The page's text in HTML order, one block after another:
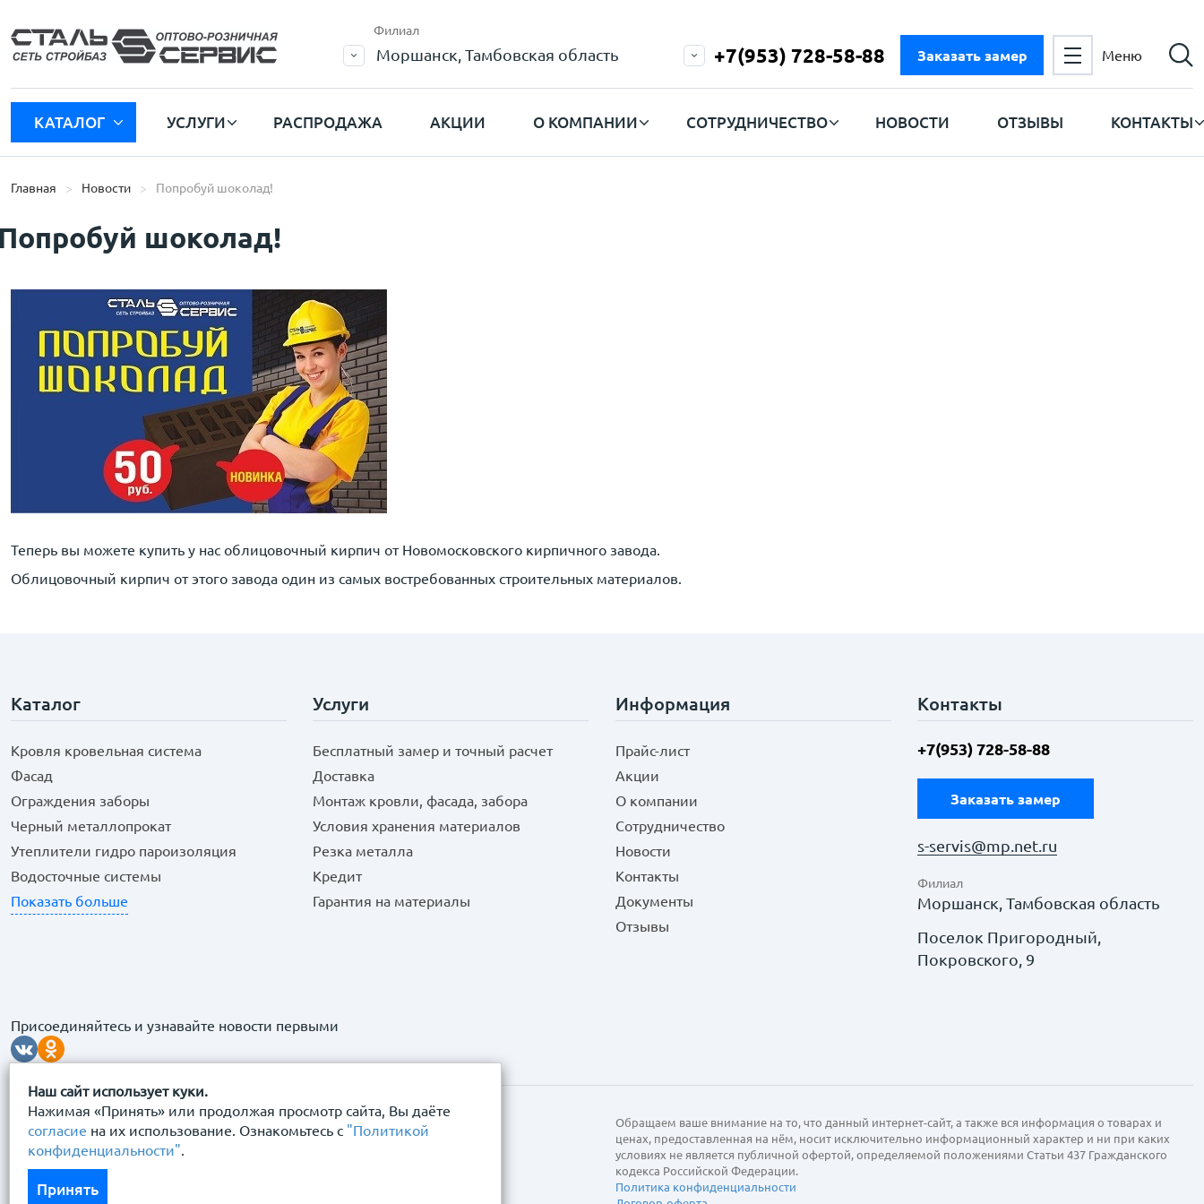
Наш сайт использует куки.
Нажимая «Принять» или продолжая просмотр сайта, Вы даёте
согласие на их использование. Ознакомьтесь с "Политикой
конфиденциальности".
Принять
Филиал
Моршанск, Тамбовская область +7(953) 728-58-88 Заказать замер Меню
КАТАЛОГ УСЛУГИ РАСПРОДАЖА АКЦИИ О КОМПАНИИ СОТРУДНИЧЕСТВО НОВОСТИ ОТЗЫВЫ КОНТАКТЫ
Главная Новости Попробуй шоколад!
шоколад!
Теперь вы можете купить у нас облицовочный кирпич от Новомосковского кирпичного завода.
Облицовочный кирпич от этого завода один из самых востребованных строительных материалов.
Каталог
Кровля кровельная система
Фасад
Ограждения заборы
Черный металлопрокат
Утеплители гидро пароизоляция
Водосточные системы
Показать больше
Услуги
Бесплатный замер и точный расчет
Доставка
Монтаж кровли, фасада, забора
Условия хранения материалов
Резка металла
Кредит
Гарантия на материалы
Информация
Прайс-лист
Акции
О компании
Сотрудничество
Новости
Контакты
Документы
Отзывы
Контакты
+7(953) 728-58-88
Заказать замер
s-servis@mp.net.ru
Филиал
Моршанск, Тамбовская область
Поселок Пригородный,
Покровского, 9
Присоединяйтесь и узнавайте новости первыми
© 2026 “Сталь Сервис" Все права защищены.
Обращаем ваше внимание на то, что данный интернет-сайт, а также вся информация о товарах и
ценах, предоставленная на нём, носит исключительно информационный характер и ни при каких
условиях не является публичной офертой, определяемой положениями Статьи 437 Гражданского
кодекса Российской Федерации.
Политика конфиденциальности